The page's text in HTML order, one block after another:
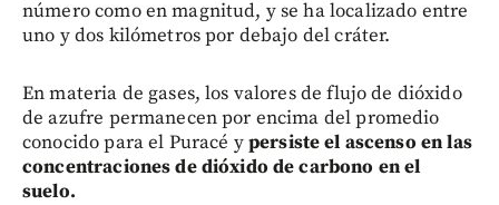
número como en magnitud, y se ha localizado entre
uno y dos kilómetros por debajo del cráter.
En materia de gases, los valores de flujo de dióxido
de azufre permanecen por encima del promedio
conocido para el Puracé ypersiste el ascenso en las
concentraciones de dióxido de carbono en el
suelo.